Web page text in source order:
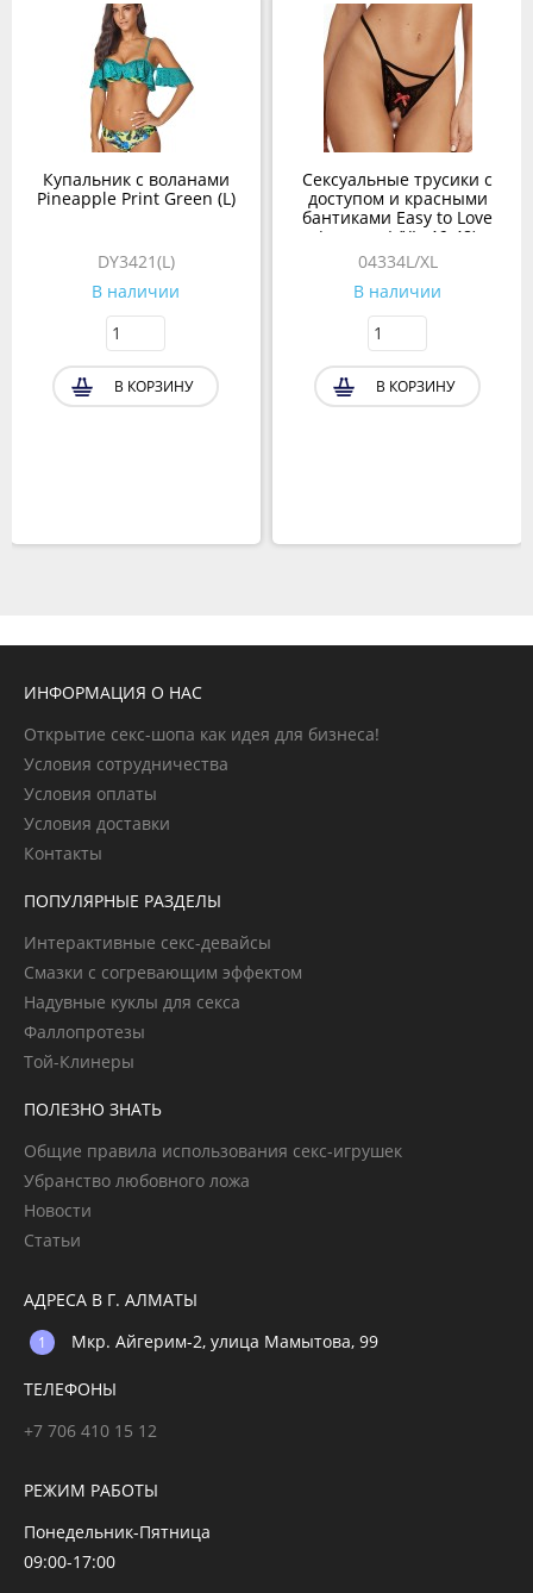
Купальник с воланами
Pineapple Print Green (L)
DY3421(L)
В наличии
В КОРЗИНУ
Сексуальные трусики с
доступом и красными
бантиками Easy to Love
(размер L/XL, 46-48)
04334L/XL
В наличии
В КОРЗИНУ
ИНФОРМАЦИЯ О НАС
Открытие секс-шопа как идея для бизнеса!
Условия сотрудничества
Условия оплаты
Условия доставки
Контакты
ПОПУЛЯРНЫЕ РАЗДЕЛЫ
Интерактивные секс-девайсы
Смазки с согревающим эффектом
Надувные куклы для секса
Фаллопротезы
Той-Клинеры
ПОЛЕЗНО ЗНАТЬ
Общие правила использования секс-игрушек
Убранство любовного ложа
Новости
Статьи
АДРЕСА В Г. АЛМАТЫ
Мкр. Айгерим-2, улица Мамытова, 99
ТЕЛЕФОНЫ
+7 706 410 15 12
РЕЖИМ РАБОТЫ
Понедельник-Пятница
09:00-17:00